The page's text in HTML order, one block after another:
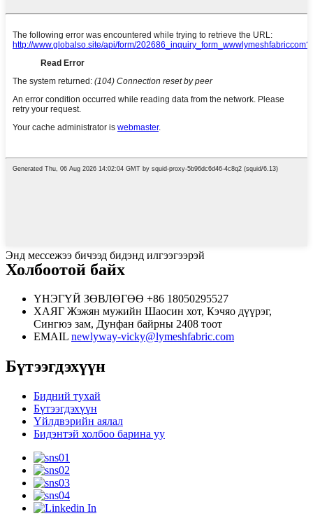
Энд мессежээ бичээд бидэнд илгээгээрэй
Холбоотой байх
ҮНЭГҮЙ ЗӨВЛӨГӨӨ +86 18050295527
ХАЯГ Жэжян мужийн Шаосин хот, Кэчяо дүүрэг,
Сингюэ зам, Дунфан байрны 2408 тоот
EMAIL newlyway-vicky@lymeshfabric.com
Бүтээгдэхүүн
Бидний тухай
Бүтээгдэхүүн
Үйлдвэрийн аялал
Бидэнтэй холбоо барина уу